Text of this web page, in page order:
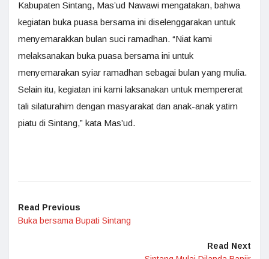
Kabupaten Sintang, Mas’ud Nawawi mengatakan, bahwa
kegiatan buka puasa bersama ini diselenggarakan untuk
menyemarakkan bulan suci ramadhan. “Niat kami
melaksanakan buka puasa bersama ini untuk
menyemarakan syiar ramadhan sebagai bulan yang mulia.
Selain itu, kegiatan ini kami laksanakan untuk mempererat
tali silaturahim dengan masyarakat dan anak-anak yatim
piatu di Sintang,” kata Mas’ud.
Read Previous
Buka bersama Bupati Sintang
Read Next